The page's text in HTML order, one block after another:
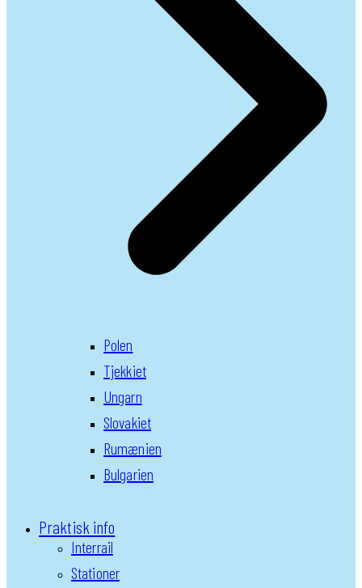
Polen
Tjekkiet
Ungarn
Slovakiet
Rumænien
Bulgarien
Praktisk info
Interrail
Stationer